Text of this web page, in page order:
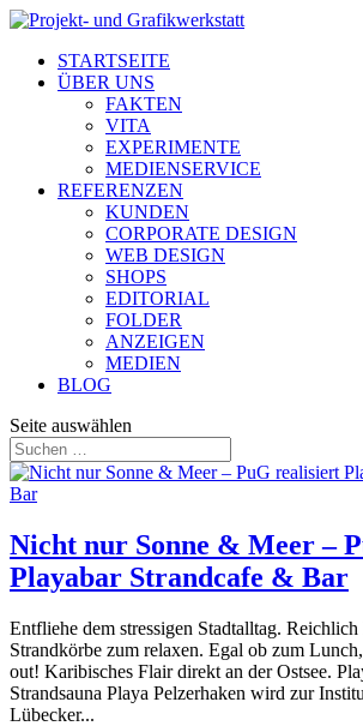
STARTSEITE
ÜBER UNS
FAKTEN
VITA
EXPERIMENTE
MEDIENSERVICE
REFERENZEN
KUNDEN
CORPORATE DESIGN
WEB DESIGN
SHOPS
EDITORIAL
FOLDER
ANZEIGEN
MEDIEN
BLOG
Seite auswählen
Nicht nur Sonne & Meer –
Playabar Strandcafe & Bar
Entfliehe dem stressigen Stadtalltag.
Strandkörbe zum relaxen. Egal ob zum
out! Karibisches Flair direkt an der Ostsee.
Strandsauna Playa Pelzerhaken wird zur
Lübecker...